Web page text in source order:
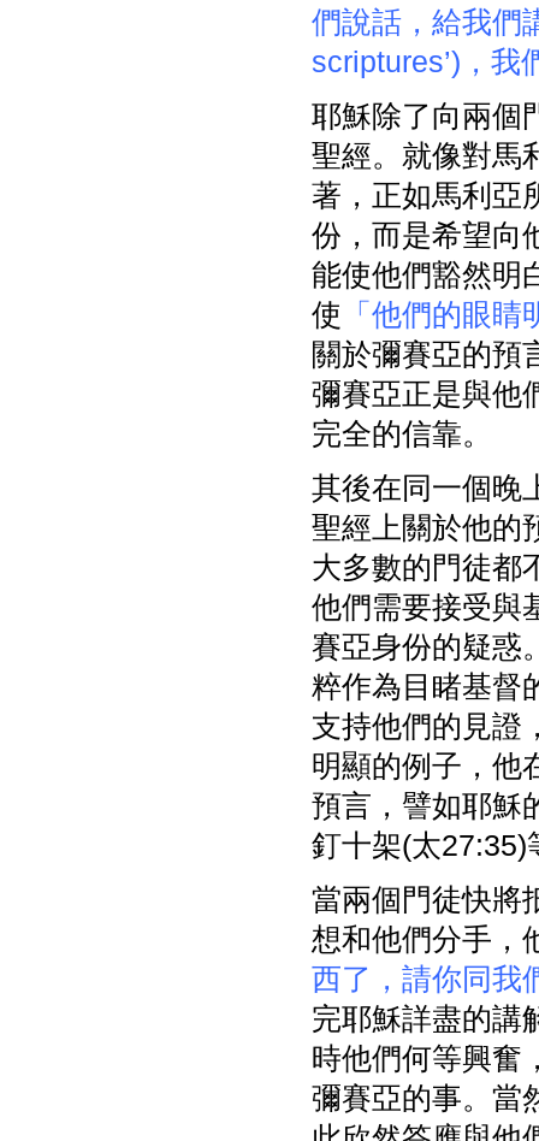
們說話，給我們
scriptures’)，我
耶穌除了向兩個
聖經。就像對馬
著，正如馬利亞
份，而是希望向
能使他們豁然明
使 「他們的眼睛
關於彌賽亞的預
彌賽亞正是與他
完全的信靠。
其後在同一個晚
聖經上關於他的
大多數的門徒都
他們需要接受與
賽亞身份的疑惑
粹作為目睹基督
支持他們的見證
明顯的例子，他
預言，譬如耶穌
釘十架(太27:35)
當兩個門徒快將
想和他們分手，
西了，請你同我
完耶穌詳盡的講
時他們何等興奮
彌賽亞的事。當